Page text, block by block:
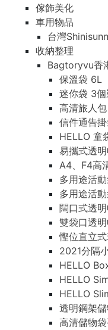
傢飾美化
車用物品
台灣
收納整理
Bagtoryvu香
保溫袋 6L
迷你袋 3個
高清旅人包
信件通告
HELLO 童
易攜式透
A4、F4高
多用途活
多用途活
闊口式透
雙袋口透
慳位直立
2021分隔
HELLO
HELLO
HELLO
透明鋼架
高清儲物